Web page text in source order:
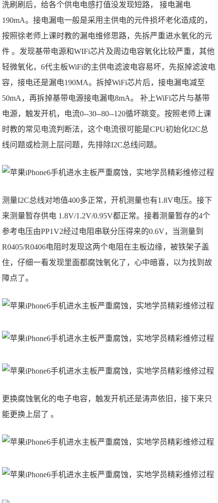
洗刷刷后，给各个供电电感打值没发现短路， 接电漏电
190mA。接电漏电一般是采用主供电的元件损坏老化造成的，
按照徐老师上课时教的漏电维修思路，先拆严重进水氧化的元
件 。发现基带电源和WIFi芯片及周边电容氧化比较严重，其他
轻微氧化，6代主板WiFi的主供电滤波电容易坏，先抠掉滤波电
容，接电还是漏电190MA。拆掉WiFi芯片后，接电漏电减至
50mA，再拆掉基带电源接电漏电8mA。 补上WiFi芯片与基带
电源，触发开机，电流0--30--80--120循坏跳变。按照老师上课
时教的常见电流判断法，这个电流很可能是CPU初始化I2C总
线问题或检测上层问题，先排除I2C总线问题。
测量I2C总线对地值400多正常，开机测量也有1.8V电压。接下
来测量暂存供电 1.8V/1.2V/0.95V都正常。接着测量暂存的4个
参考电压由PP1V2经过电阻串联分压得来的0.6V，当测量到
R0405/R0406电阻时发现这两个电阻在主板边缘，被铁架子盖
住，仔细一看发现里面都腐蚀氧化了，心中暗喜，以为找到故
障点了。
更换腐蚀氧化的电子电容，触发开机还是涛声依旧，接下来只
能更换上层了 。